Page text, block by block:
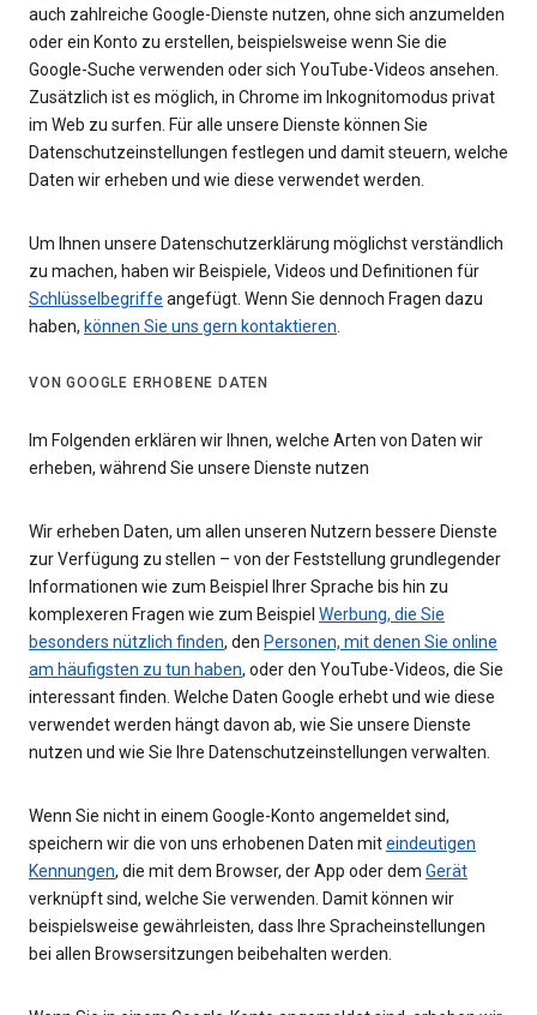
auch zahlreiche Google-Dienste nutzen, ohne sich anzumelden
oder ein Konto zu erstellen, beispielsweise wenn Sie die
Google-Suche verwenden oder sich YouTube-Videos ansehen.
Zusätzlich ist es möglich, in Chrome im Inkognitomodus privat
im Web zu surfen. Für alle unsere Dienste können Sie
Datenschutzeinstellungen festlegen und damit steuern, welche
Daten wir erheben und wie diese verwendet werden.
Um Ihnen unsere Datenschutzerklärung möglichst verständlich
zu machen, haben wir Beispiele, Videos und Definitionen für
Schlüsselbegriffe angefügt. Wenn Sie dennoch Fragen dazu
haben, können Sie uns gern kontaktieren.
VON GOOGLE ERHOBENE DATEN
Im Folgenden erklären wir Ihnen, welche Arten von Daten wir
erheben, während Sie unsere Dienste nutzen
Wir erheben Daten, um allen unseren Nutzern bessere Dienste
zur Verfügung zu stellen – von der Feststellung grundlegender
Informationen wie zum Beispiel Ihrer Sprache bis hin zu
komplexeren Fragen wie zum Beispiel Werbung, die Sie
besonders nützlich finden, den Personen, mit denen Sie online
am häufigsten zu tun haben, oder den YouTube-Videos, die Sie
interessant finden. Welche Daten Google erhebt und wie diese
verwendet werden hängt davon ab, wie Sie unsere Dienste
nutzen und wie Sie Ihre Datenschutzeinstellungen verwalten.
Wenn Sie nicht in einem Google-Konto angemeldet sind,
speichern wir die von uns erhobenen Daten miteindeutigen
Kennungen, die mit dem Browser, der App oder dem Gerät
verknüpft sind, welche Sie verwenden. Damit können wir
beispielsweise gewährleisten, dass Ihre Spracheinstellungen
bei allen Browsersitzungen beibehalten werden.